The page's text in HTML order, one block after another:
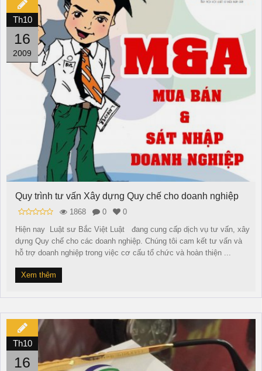
Th10
16
2009
Quy trình tư vấn Xây dựng Quy chế cho doanh nghiệp
1868 0
0
Hiện nay Luật sư Bắc Việt Luật đang cung cấp dịch vụ tư vấn, xây
dựng Quy chế cho các doanh nghiệp. Chúng tôi cam kết tư vấn và
hỗ trợ doanh nghiệp trong việc cơ cấu tổ chức và hoàn thiện ...
Xem thêm
Th10
16